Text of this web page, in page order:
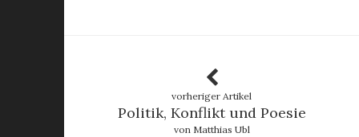
vorheriger Artikel
Politik, Konflikt und Poesie
von Matthias Ubl